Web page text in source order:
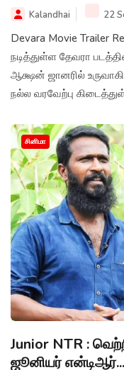
Kalandhai 22
Devara Movie Trailer
நடித்துள்ள தேவரா
ஆக்ஷன் ஜானரில்
நல்ல வரவேற்பு
சினிமா
Junior NTR :
ஜூனியர்